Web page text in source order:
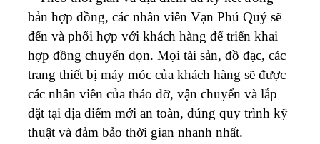
bản hợp đồng, các nhân viên Vạn Phú Quý sẽ
đến và phối hợp với khách hàng để triển khai
hợp đồng chuyển dọn. Mọi tài sản, đồ đạc, các
trang thiết bị máy móc của khách hàng sẽ được
các nhân viên của tháo dỡ, vận chuyển và lắp
đặt tại địa điểm mới an toàn, đúng quy trình kỹ
thuật và đảm bảo thời gian nhanh nhất.